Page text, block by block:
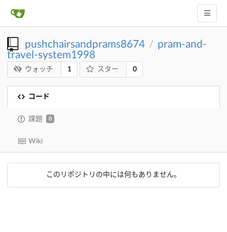
pushchairsandprams8674 / pram-and-
travel-system1998
ウォッチ 1 スター 0
コード
課題 0
Wiki
このリポジトリの中には何もありません。